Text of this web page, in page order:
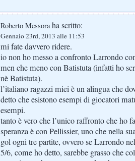
Roberto Messoraha scritto:
Gennaio 23rd, 2013 alle 11:53
mi fate davvero ridere.
io non ho messo a confronto Larrondo
men che meno con Batistuta (infatti ho
nè Batistuta).
l’italiano ragazzi miei è un alingua che
detto che esistono esempi di giocatori
esempi.
tanto è vero che l’unico raffronto che ho
speranza è con Pellissier, uno che nella
gol ogni tre partite, ovvero se Larrondo
5/6, come ho detto, sarebbe grasso che